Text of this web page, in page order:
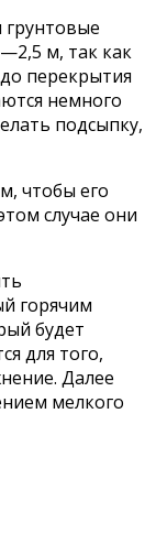
грунтовые
м, так как
перекрытия
немного
подсыпку,
чтобы его
случае они
горячим
будет
для того,
Далее
мелкого